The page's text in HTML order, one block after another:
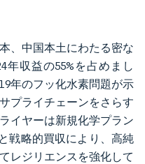
、中国本土にわたる密な
年収益の55%を占めまし
年のフッ化水素問題が示
プライチェーンをさらす
イヤーは新規化学プラン
戦略的買収により、高純
レジリエンスを強化して